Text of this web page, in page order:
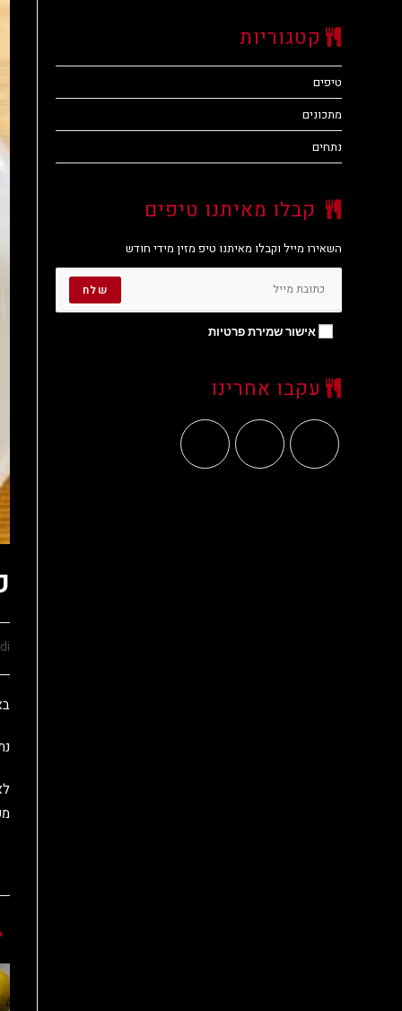
נתח
קטגוריות
טיפים
מתכונים
נתחים
קבלו מאיתנו טיפים
השאירו מייל וקבלו מאיתנו טיפ מזין מידי חודש
שלח
אישור שמירת פרטיות
עקבו אחרינו